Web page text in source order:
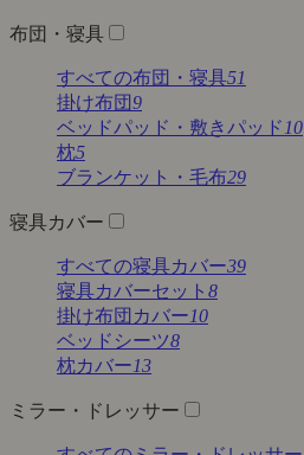
布団・寝具
すべての布団・寝具51
掛け布団9
ベッドパッド・敷きパッド 10
枕5
ブランケット・毛布29
寝具カバー
すべての寝具カバー39
寝具カバーセット 8
掛け布団カバー10
ベッドシーツ8
枕カバー13
ミラー・ドレッサー